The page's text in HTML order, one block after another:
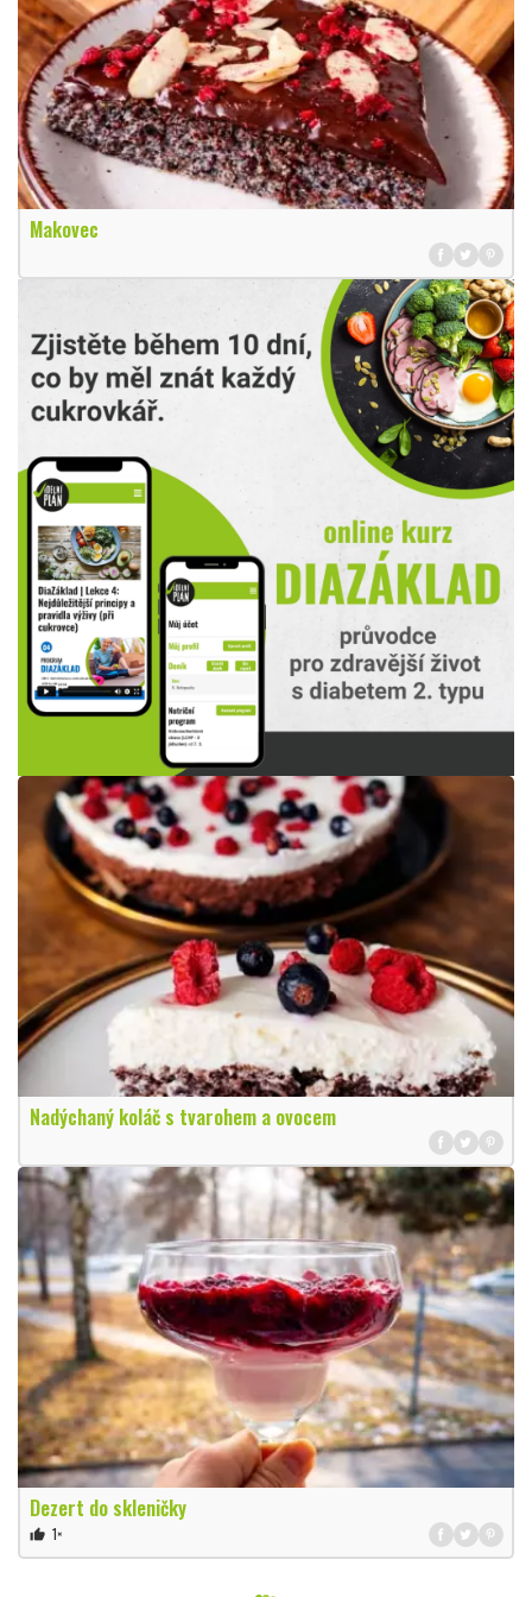
Makovec
Nadýchaný koláč s tvarohem a ovocem
Dezert do skleničky
thumb_up 1×